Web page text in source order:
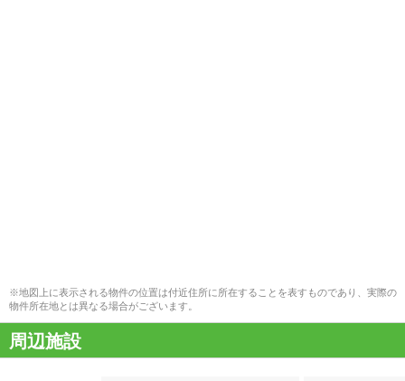
※地図上に表示される物件の位置は付近住所に所在することを表すものであり、実際の
物件所在地とは異なる場合がございます。
周辺施設